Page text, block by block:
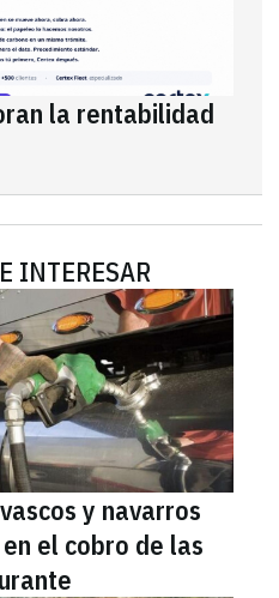
la rentabilidad
INTERESAR
y navarros
el cobro de las